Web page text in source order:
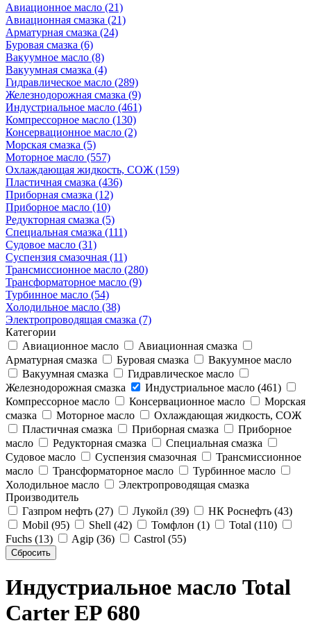
Авиационное масло (21)
Авиационная смазка (21)
Арматурная смазка (24)
Буровая смазка (6)
Вакуумное масло (8)
Вакуумная смазка (4)
Гидравлическое масло (289)
Железнодорожная смазка (9)
Индустриальное масло (461)
Компрессорное масло (130)
Консервационное масло (2)
Морская смазка (5)
Моторное масло (557)
Охлаждающая жидкость, СОЖ (159)
Пластичная смазка (436)
Приборная смазка (12)
Приборное масло (10)
Редукторная смазка (5)
Специальная смазка (111)
Судовое масло (31)
Суспензия смазочная (11)
Трансмиссионное масло (280)
Трансформаторное масло (9)
Турбинное масло (54)
Холодильное масло (38)
Электропроводящая смазка (7)
Категории
Авиационное масло
Авиационная смазка
Арматурная смазка
Буровая смазка
Вакуумное масло
Вакуумная смазка
Гидравлическое масло
Железнодорожная смазка
Индустриальное масло (461)
Компрессорное масло
Консервационное масло
Морская
смазка
Моторное масло
Охлаждающая жидкость, СОЖ
Пластичная смазка
Приборная смазка
Приборное
масло
Редукторная смазка
Специальная смазка
Судовое масло
Суспензия смазочная
Трансмиссионное
масло
Трансформаторное масло
Турбинное масло
Холодильное масло
Электропроводящая смазка
Производитель
Газпром нефть (27)
Лукойл (39)
НК Роснефть (43)
Mobil (95)
Shell (42) Томфлон (1)
Total (110)
Fuchs (13)
Agip (36) Castrol (55)
Индустриальное масло Total
Carter EP 680